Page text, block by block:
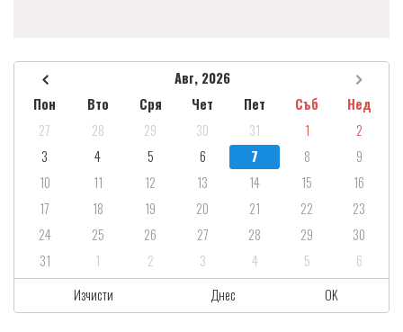
Авг, 2026
Пон
Вто Сря Чет Пет Съб
Нед
27
28 29 30 31 1
2
3
4 5 6 7 8
9
10
11 12 13 14 15
16
17
18 19 20 21 22
23
24
25 26 27 28 29
30
31
1 2 3 4 5
6
Изчисти
Днес OK